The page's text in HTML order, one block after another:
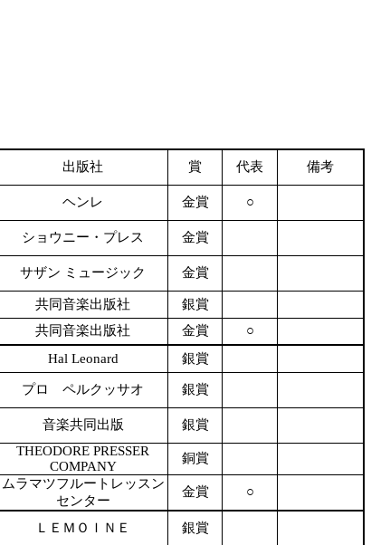
出版社 賞 代表 備考
ヘンレ 金賞 ○
ショウニー・プレス 金賞
サザン ミュージック 金賞
共同音楽出版社
銀賞
共同音楽出版社 金賞
○
Hal Leonard 銀賞
プロ ペルクッサオ 銀賞
音楽共同出版 銀賞
THEODORE PRESSER
COMPANY
銅賞
ムラマツフルートレッスン
センター
金賞 ○
ＬＥＭＯＩＮＥ 銀賞